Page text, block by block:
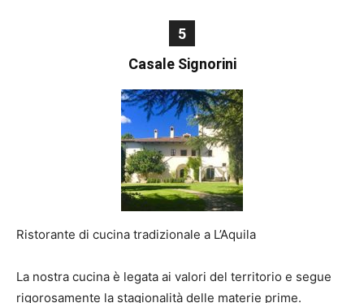
5
Casale Signorini
Ristorante di cucina tradizionale a L’Aquila
La nostra cucina è legata ai valori del territorio e segue
rigorosamente la stagionalità delle materie prime.